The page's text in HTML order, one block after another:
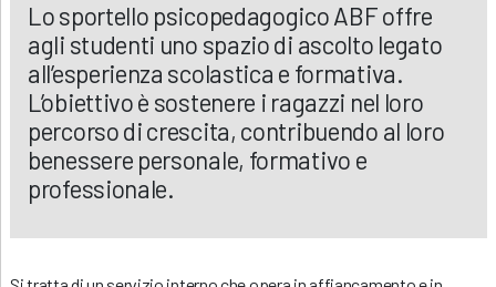
Lo sportello psicopedagogico ABF offre
agli studenti uno spazio di ascolto legato
all’esperienza scolastica e formativa.
L’obiettivo è sostenere i ragazzi nel loro
percorso di crescita, contribuendo al loro
benessere personale, formativo e
professionale.